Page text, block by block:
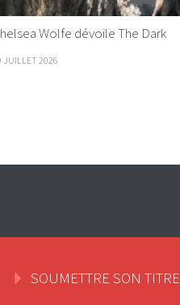
Wolfe dévoile The Dark
JUILLET 2026
SOUMETTRE SON TITRE